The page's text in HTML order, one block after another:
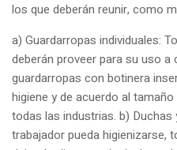
los que deberán reunir, como
a) Guardarropas individuales:
deberán proveer para su uso a
guardarropas con botinera
higiene y de acuerdo al
todas las industrias. b) Duchas
trabajador pueda higienizarse,